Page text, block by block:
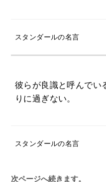
スタンダールの名言
彼らが良識と呼んでい
りに過ぎない。
スタンダールの名言
次ページへ続きます。